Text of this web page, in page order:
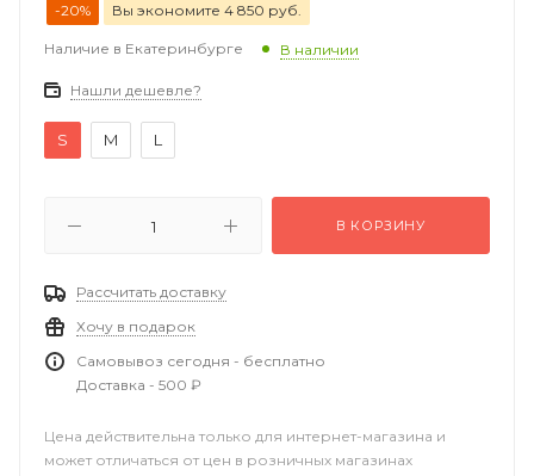
-20% Вы экономите 4 850 руб.
Наличие в Екатеринбурге В наличии
Нашли дешевле?
S M L
В КОРЗИНУ
Рассчитать доставку
Хочу в подарок
Самовывоз сегодня - бесплатно
Доставка - 500 ₽
Цена действительна только для интернет-магазина и
может отличаться от цен в розничных магазинах